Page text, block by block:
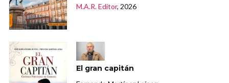
M.A.R. Editor, 2026
El gran capitán